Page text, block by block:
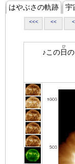
はやぶさの軌跡 宇
<<< << <
♪この日
ひ